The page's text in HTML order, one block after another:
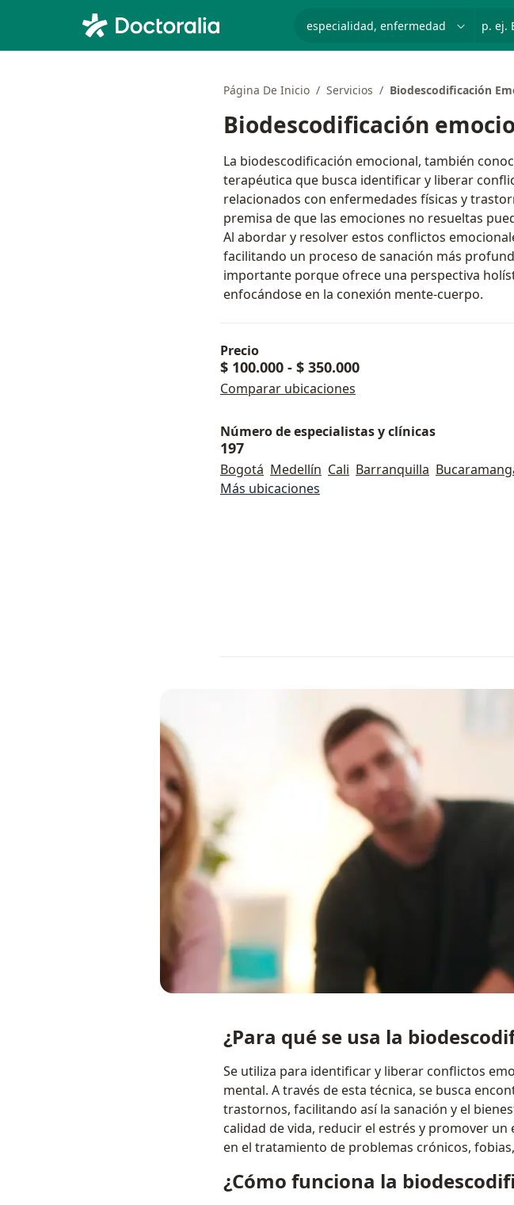
p. ej.
Página De Inicio Servicios Biodescodificación
Biodescodificación
La biodescodificación emocional, también
terapéutica que busca identificar y liberar
relacionados con enfermedades físicas y
premisa de que las emociones no resueltas
Al abordar y resolver estos conflictos
facilitando un proceso de sanación más
importante porque ofrece una perspectiva
enfocándose en la conexión mente-cuerpo.
Precio
$ 100.000 - $ 350.000
Comparar ubicaciones
Número de especialistas y clínicas
197
Bogotá Medellín Cali Barranquilla
Más ubicaciones
¿Para qué se usa la
Se utiliza para identificar y liberar conflictos
mental. A través de esta técnica, se busca
trastornos, facilitando así la sanación y el
calidad de vida, reducir el estrés y promover
en el tratamiento de problemas crónicos,
¿Cómo funciona la